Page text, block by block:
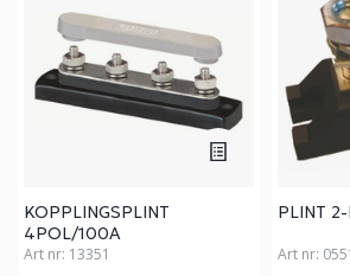
KOPPLINGSPLINT
4POL/100A
Art nr: 13351
PLINT
Art nr: